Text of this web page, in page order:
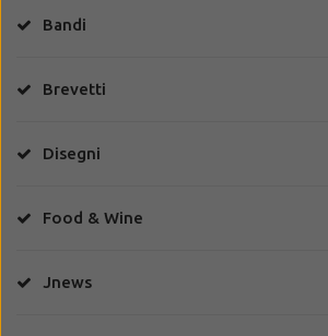
Bandi
Brevetti
Disegni
Food & Wine
Jnews